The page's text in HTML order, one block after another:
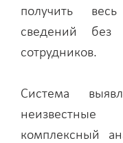
получить
сведений без
сотрудников.
Система
комплексный